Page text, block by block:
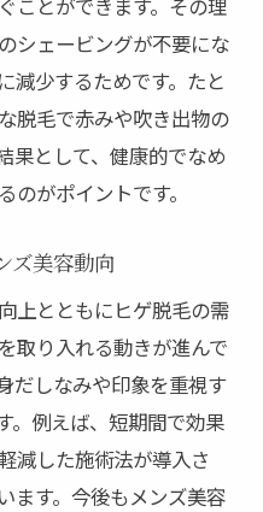
フターケア方法
毛後スキンケア術
い生活習慣
るなら知っておきた
脱毛の特徴と比較
の選択ポイント
リットを整理する
毛サービスの実態
めの情報収集術
脱毛の注意点まとめ
ことができます。その理
シェービングが不要にな
減少するためです。たと
脱毛で赤みや吹き出物の
果として、健康的でなめ
のがポイントです。
ズ美容動向
上とともにヒゲ脱毛の需
取り入れる動きが進んで
だしなみや印象を重視す
。例えば、短期間で効果
減した施術法が導入さ
ます。今後もメンズ美容